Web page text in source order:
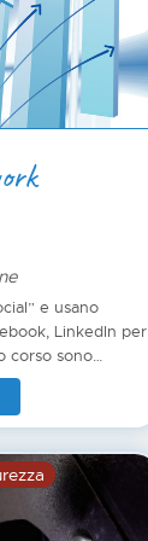
e usano
LinkedIn per
corso sono
normativo
per il
di
gli strumenti per
del GDPR.